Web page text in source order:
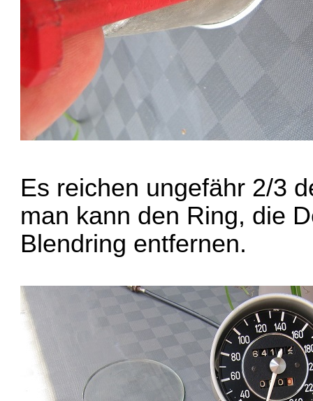
Es reichen ungefähr 2/3
man kann den Ring, die
Blendring entfernen.